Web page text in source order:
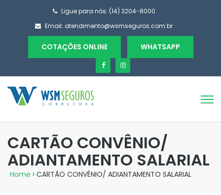
Ligue para nós: (14) 3204-8000
Email: atendimento@wsmseguros.com.br
COTAÇÕES ONLINE WHATSAPP
CARTÃO CONVÊNIO/
ADIANTAMENTO SALARIAL
Home > CARTÃO CONVÊNIO/ ADIANTAMENTO SALARIAL